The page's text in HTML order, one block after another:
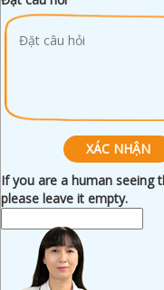
If you are a human seeing
please leave it empty.